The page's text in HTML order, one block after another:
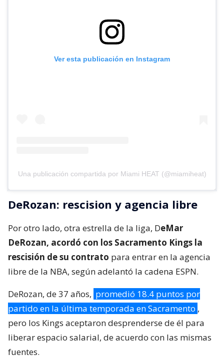
Ver esta publicación en Instagram
Una publicación compartida por Miami HEAT (@miamiheat)
DeRozan: rescision y agencia libre
Por otro lado, otra estrella de la liga, DeMar
DeRozan, acordó con los Sacramento Kings la
rescisión de su contrato para entrar en la agencia
libre de la NBA, según adelantó la cadena ESPN.
DeRozan, de 37 años, promedió 18.4 puntos por
partido en la última temporada en Sacramento ,
pero los Kings aceptaron desprenderse de él para
liberar espacio salarial, de acuerdo con las mismas
fuentes.